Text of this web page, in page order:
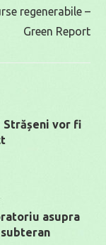
regenerabile –
Green Report
Strășeni vor fi
asupra